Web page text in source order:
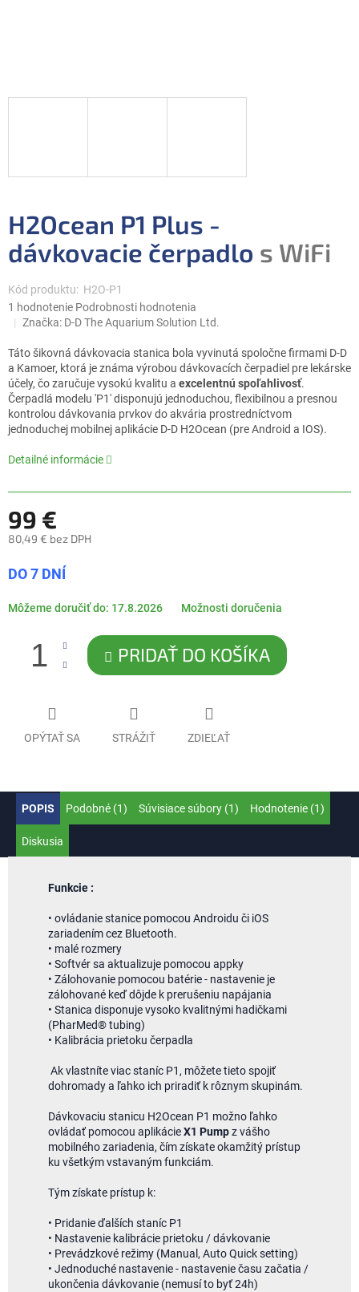
H2Ocean P1 Plus -
dávkovacie čerpadlo s WiFi
Kód produktu: H2O-P1
Priemerné
hodnotenie
je
5,0
z
5
hviezdičiek.
1 hodnotenie Podrobnosti hodnotenia
Značka: D-D The Aquarium Solution Ltd.
Táto šikovná dávkovacia stanica bola vyvinutá spoločne firmami D-D
a Kamoer, ktorá je známa výrobou dávkovacích čerpadiel pre lekárske
účely, čo zaručuje vysokú kvalitu a excelentnú spoľahlivosť.
Čerpadlá modelu 'P1' disponujú jednoduchou, flexibilnou a presnou
kontrolou dávkovania prvkov do akvária prostredníctvom
jednoduchej mobilnej aplikácie D-D H2Ocean (pre Android a IOS).
Detailné informácie
99 €
80,49 € bez DPH
cena:
DO 7 DNÍ
Môžeme doručiť do: 17.8.2026 Možnosti doručenia
PRIDAŤ DO KOŠÍKA
OPÝTAŤ SA STRÁŽIŤ ZDIEĽAŤ
POPIS Podobné (1) Súvisiace súbory (1) Hodnotenie (1)
Diskusia
Funkcie :
• ovládanie stanice pomocou Androidu či iOS
zariadením cez Bluetooth.
• malé rozmery
• Softvér sa aktualizuje pomocou appky
• Zálohovanie pomocou batérie - nastavenie je
zálohované keď dôjde k prerušeniu napájania
• Stanica disponuje vysoko kvalitnými hadičkami
(PharMed® tubing)
• Kalibrácia prietoku čerpadla
Ak vlastníte viac staníc P1, môžete tieto spojiť
dohromady a ľahko ich priradiť k rôznym skupinám.
Dávkovaciu stanicu H2Ocean P1 možno ľahko
ovládať pomocou aplikácieX1 Pumpz vášho
mobilného zariadenia, čím získate okamžitý prístup
ku všetkým vstavaným funkciám.
Tým získate prístup k:
• Pridanie ďalších staníc P1
• Nastavenie kalibrácie prietoku / dávkovanie
• Prevádzkové režimy (Manual, Auto Quick setting)
• Jednoduché nastavenie - nastavenie času začatia /
ukončenia dávkovanie (nemusí to byť 24h)